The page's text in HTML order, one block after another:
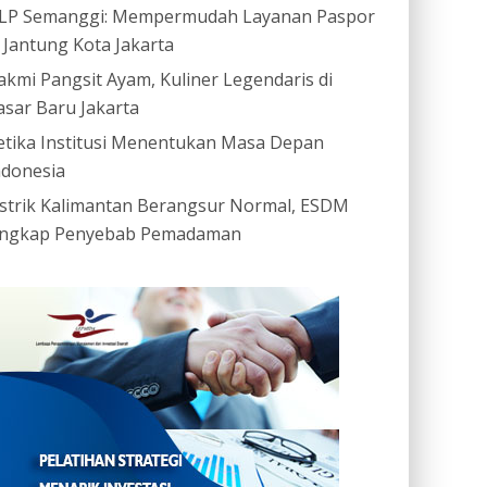
Semanggi: Mempermudah Layanan Paspor
Kota Jakarta
Pangsit Ayam, Kuliner Legendaris di
Baru Jakarta
Institusi Menentukan Masa Depan
Kalimantan Berangsur Normal, ESDM
Penyebab Pemadaman